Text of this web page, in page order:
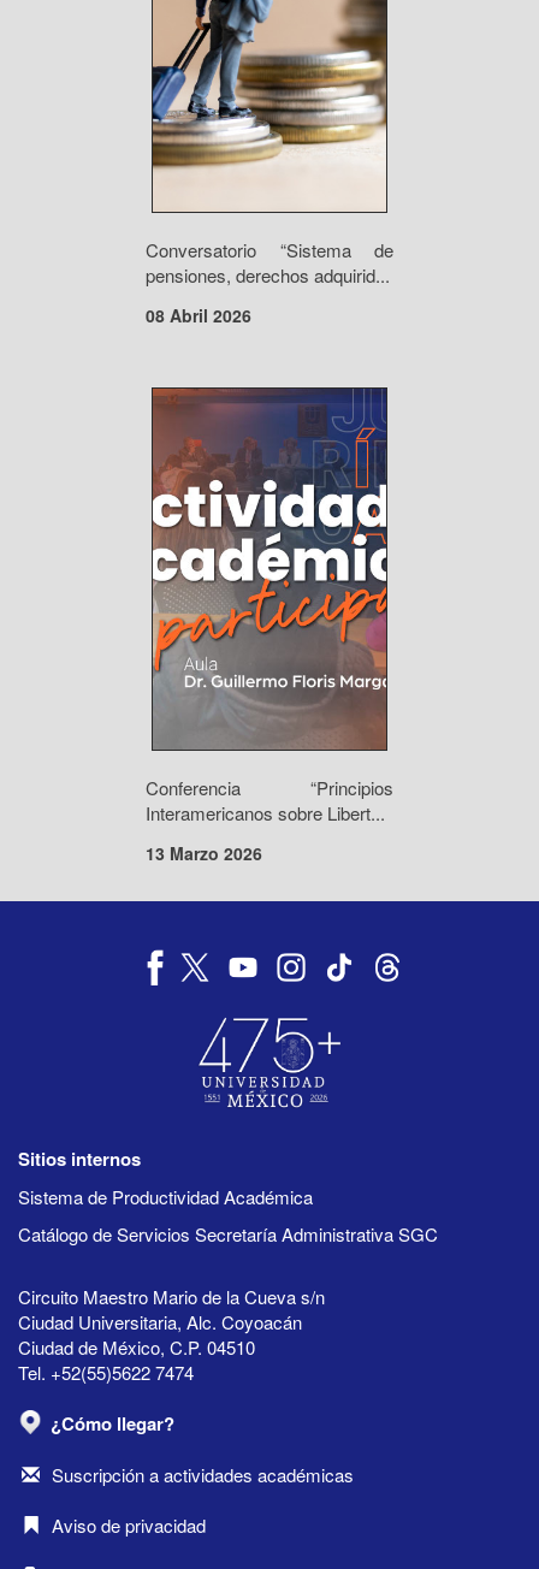
Conversatorio “Sistema de
pensiones, derechos adquirid...
08 Abril 2026
Conferencia “Principios
Interamericanos sobre Libert...
13 Marzo 2026
Sitios internos
Sistema de Productividad Académica
Catálogo de Servicios Secretaría Administrativa SGC
Circuito Maestro Mario de la Cueva s/n
Ciudad Universitaria, Alc. Coyoacán
Ciudad de México, C.P. 04510
Tel. +52(55)5622 7474
¿Cómo llegar?
Suscripción a actividades académicas
Aviso de privacidad